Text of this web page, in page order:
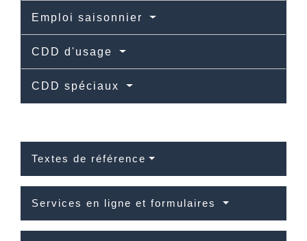
Emploi saisonnier
CDD d'usage
CDD spéciaux
Textes de référence
Services en ligne et formulaires